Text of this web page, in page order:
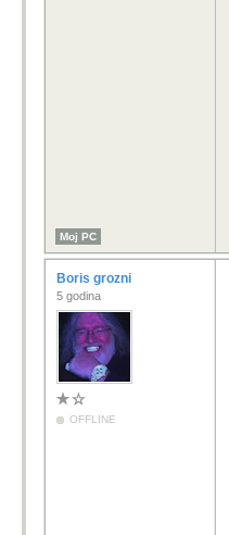
Moj PC
Boris grozni
5 godina
OFFLINE